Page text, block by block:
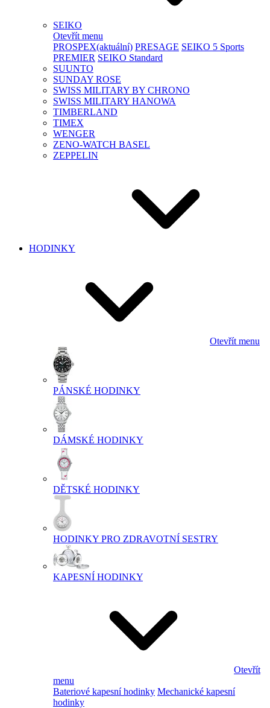
SEIKO
Otevřít menu
PROSPEX(aktuální) PRESAGE SEIKO 5 Sports
PREMIER SEIKO Standard
SUUNTO
SUNDAY ROSE
SWISS MILITARY BY CHRONO
SWISS MILITARY HANOWA
TIMBERLAND
TIMEX
WENGER
ZENO-WATCH BASEL
ZEPPELIN
HODINKY
Otevřít menu
PÁNSKÉ HODINKY
DÁMSKÉ HODINKY
DĚTSKÉ HODINKY
HODINKY PRO ZDRAVOTNÍ SESTRY
KAPESNÍ HODINKY
Otevřít
menu
Bateriové kapesní hodinky Mechanické kapesní
hodinky